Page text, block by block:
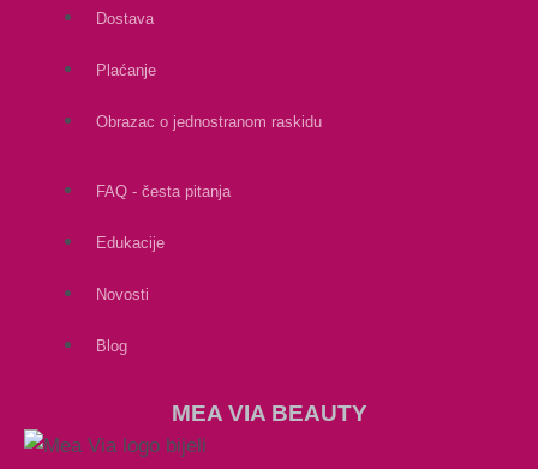
Dostava
Plaćanje
Obrazac o jednostranom raskidu
FAQ - česta pitanja
Edukacije
Novosti
Blog
MEA VIA BEAUTY